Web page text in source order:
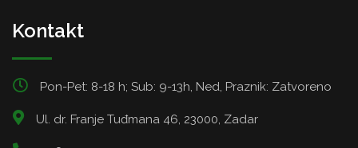
Kontakt
Pon-Pet: 8-18 h; Sub: 9-13h, Ned, Praznik: Zatvoreno
Ul. dr. Franje Tuđmana 46, 23000, Zadar